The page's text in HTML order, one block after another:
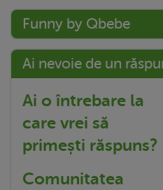
Funny by Qbebe
Ai nevoie de un
Ai o întrebare la
care vrei să
primești răspuns?
Comunitatea